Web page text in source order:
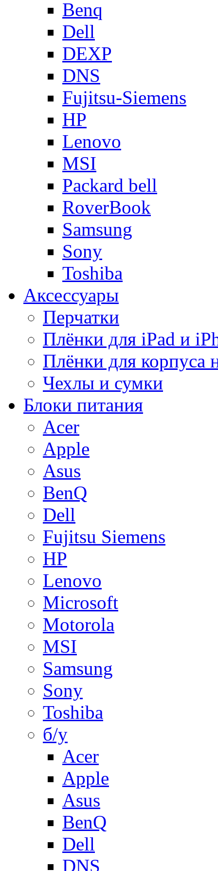
Benq
Dell
DEXP
DNS
Fujitsu-Siemens
HP
Lenovo
MSI
Packard bell
RoverBook
Samsung
Sony
Toshiba
Аксессуары
Перчатки
Плёнки для iPad и
Плёнки для корпуса
Чехлы и сумки
Блоки питания
Acer
Apple
Asus
BenQ
Dell
Fujitsu Siemens
HP
Lenovo
Microsoft
Motorola
MSI
Samsung
Sony
Toshiba
б/у
Acer
Apple
Asus
BenQ
Dell
DNS